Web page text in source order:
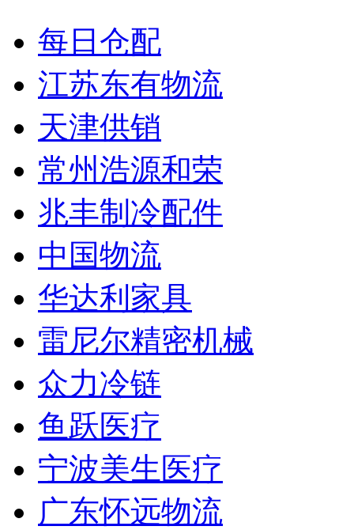
每日仓配
江苏东有物流
天津供销
常州浩源和荣
兆丰制冷配件
中国物流
华达利家具
雷尼尔精密机械
众力冷链
鱼跃医疗
宁波美生医疗
广东怀远物流